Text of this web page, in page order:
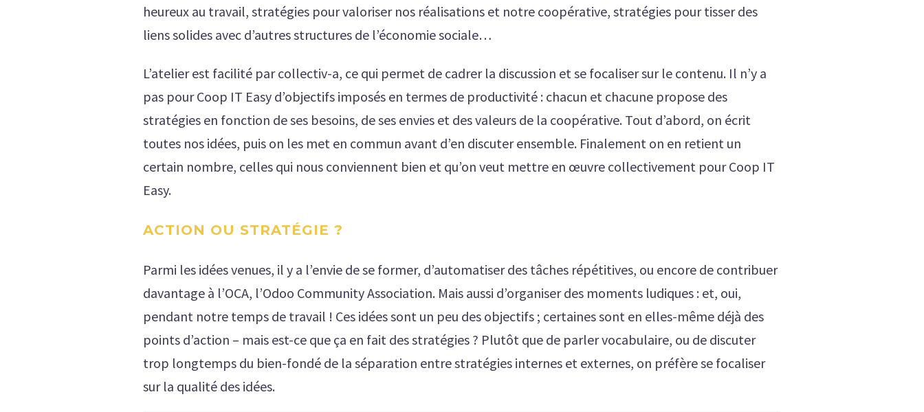
heureux au travail, stratégies pour valoriser nos réalisations et notre coopérative, stratégies pour tisser des
liens solides avec d’autres structures de l’économie sociale…
L’atelier est facilité par collectiv-a, ce qui permet de cadrer la discussion et se focaliser sur le contenu. Il n’y a
pas pour Coop IT Easy d’objectifs imposés en termes de productivité : chacun et chacune propose des
stratégies en fonction de ses besoins, de ses envies et des valeurs de la coopérative. Tout d’abord, on écrit
toutes nos idées, puis on les met en commun avant d’en discuter ensemble. Finalement on en retient un
certain nombre, celles qui nous conviennent bien et qu’on veut mettre en œuvre collectivement pour Coop IT
Easy.
ACTION OU STRATÉGIE ?
Parmi les idées venues, il y a l’envie de se former, d’automatiser des tâches répétitives, ou encore de contribuer
davantage à l’OCA, l’Odoo Community Association. Mais aussi d’organiser des moments ludiques : et, oui,
pendant notre temps de travail ! Ces idées sont un peu des objectifs ; certaines sont en elles-même déjà des
points d’action – mais est-ce que ça en fait des stratégies ? Plutôt que de parler vocabulaire, ou de discuter
trop longtemps du bien-fondé de la séparation entre stratégies internes et externes, on préfère se focaliser
sur la qualité des idées.